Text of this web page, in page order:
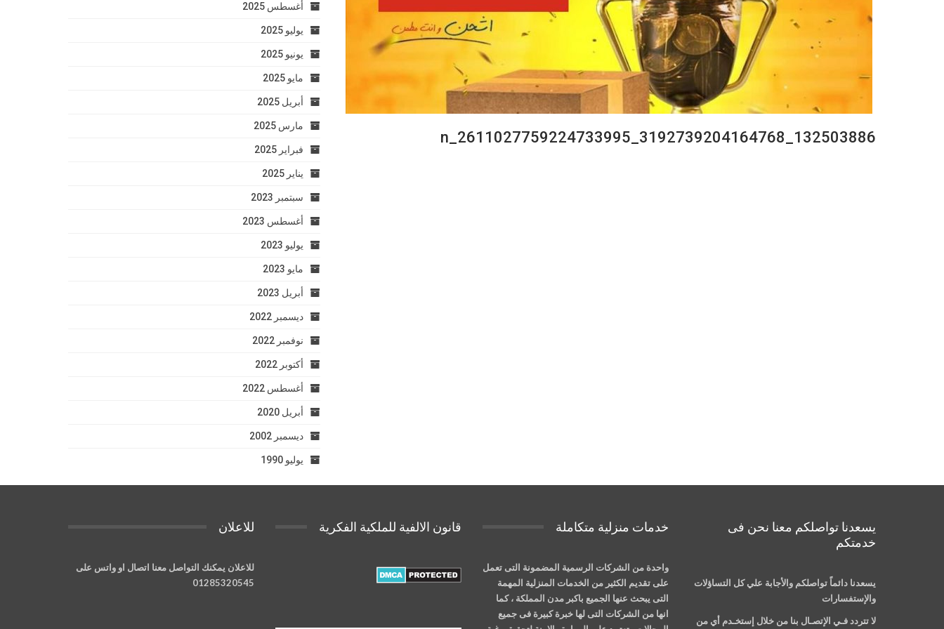
132503886_3192739204164768_2611027759224733995_n
أغسطس 2025
يوليو 2025
يونيو 2025
مايو 2025
أبريل 2025
مارس 2025
فبراير 2025
يناير 2025
سبتمبر 2023
أغسطس 2023
يوليو 2023
مايو 2023
أبريل 2023
ديسمبر 2022
نوفمبر 2022
أكتوبر 2022
أغسطس 2022
أبريل 2020
ديسمبر 2002
يوليو 1990
يسعدنا تواصلكم معنا نحن فى
خدمتكم
يسعدنا دائماً تواصلكم والأجابة علي كل التساؤلات
والإستفسارات
لا تتردد فـي الإتصـال بنا من خلال إستخـدم أي من
خدمات منزلية متكاملة
واحدة من الشركات الرسمية المضمونة التى تعمل
على تقديم الكثير من الخدمات المنزلية المهمة
التى يبحث عنها الجميع باكبر مدن المملكة ، كما
انها من الشركات التى لها خبرة كبيرة فى جميع
قانون الالفية للملكية الفكرية للاعلان
للاعلان يمكنك التواصل معنا اتصال او واتس على
01285320545